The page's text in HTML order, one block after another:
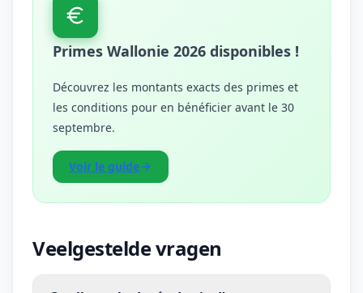
Primes Wallonie 2026 disponibles !
Découvrez les montants exacts des primes et
les conditions pour en bénéficier avant le 30
septembre.
Voir le guide
Veelgestelde vragen